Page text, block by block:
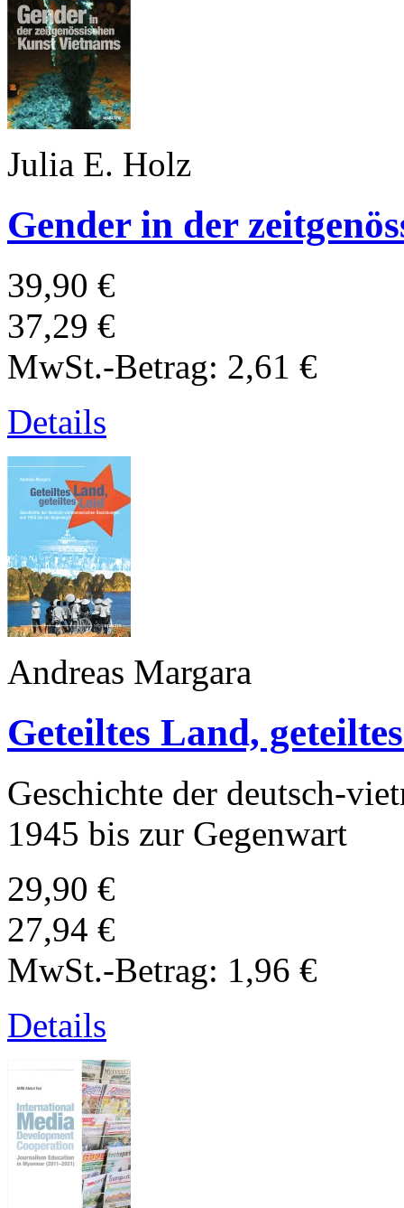
Julia E. Holz
Gender in der
39,90 €
37,29 €
MwSt.-Betrag: 2,61 €
Details
Andreas Margara
Geteiltes Land,
Geschichte der deutsch-
1945 bis zur Gegenwart
29,90 €
27,94 €
MwSt.-Betrag: 1,96 €
Details